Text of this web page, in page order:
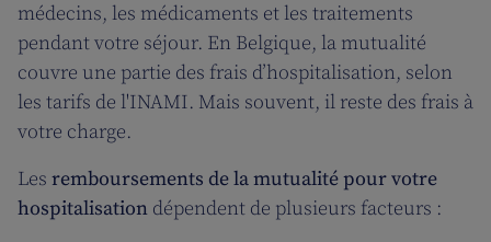
médecins, les médicaments et les traitements
pendant votre séjour. En Belgique, la mutualité
couvre une partie des frais d’hospitalisation, selon
les tarifs de l'INAMI. Mais souvent, il reste des frais à
votre charge.
Les remboursements de la mutualité pour votre
hospitalisation dépendent de plusieurs facteurs :